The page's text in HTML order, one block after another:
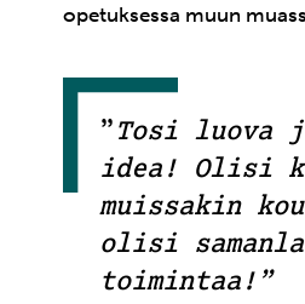
opetuksessa muun
”Tosi luova
idea! Olisi
muissakin
olisi
toimintaa!”